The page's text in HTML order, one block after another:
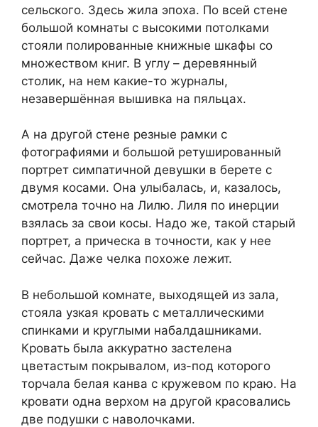
сельского. Здесь жила эпоха. По всей стене
большой комнаты с высокими потолками
стояли полированные книжные шкафы со
множеством книг. В углу – деревянный
столик, на нем какие-то журналы,
незавершённая вышивка на пяльцах.
А на другой стене резные рамки с
фотографиями и большой ретушированный
портрет симпатичной девушки в берете с
двумя косами. Она улыбалась, и, казалось,
смотрела точно на Лилю. Лиля по инерции
взялась за свои косы. Надо же, такой старый
портрет, а прическа в точности, как у нее
сейчас. Даже челка похоже лежит.
В небольшой комнате, выходящей из зала,
стояла узкая кровать с металлическими
спинками и круглыми набалдашниками.
Кровать была аккуратно застелена
цветастым покрывалом, из-под которого
торчала белая канва с кружевом по краю. На
кровати одна верхом на другой красовались
две подушки с наволочками.